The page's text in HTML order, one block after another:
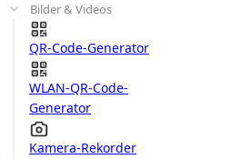
Bilder & Videos
QR-Code-Generator
WLAN-QR-Code-
Generator
Kamera-Rekorder